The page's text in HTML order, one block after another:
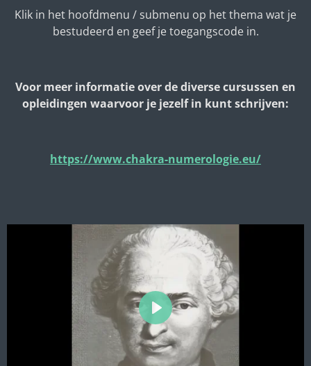
Klik in het hoofdmenu / submenu op het thema wat je
bestudeerd en geef je toegangscode in.
Voor meer informatie over de diverse cursussen en
opleidingen waarvoor je jezelf in kunt schrijven:
https://www.chakra-numerologie.eu/
P
l
a